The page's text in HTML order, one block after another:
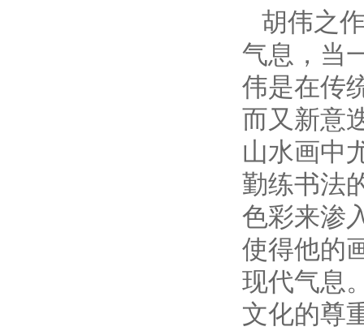
胡伟之
气息，当
伟是在传
而又新意
山水画中
勤练书法
色彩来渗
使得他的
现代气息
文化的尊